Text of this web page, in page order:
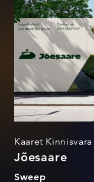
Kaaret Kinnisvara
Jõesaare
Sweep